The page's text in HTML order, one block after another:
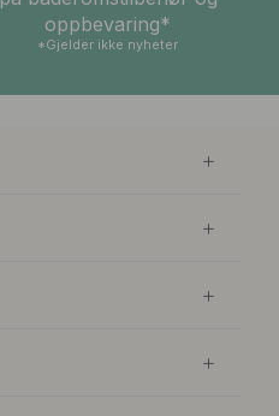
oppbevaring*
*Gjelder ikke nyheter